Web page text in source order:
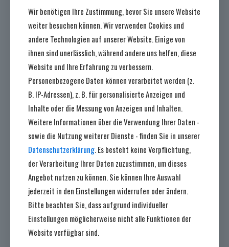
Letzte Beiträge
7. August 2026
Absage des Duffelnsabend
Mehr lesen
Wir benötigen Ihre Zustimmung, bevor Sie unsere Website
weiter besuchen können. Wir verwenden Cookies und
andere Technologien auf unserer Website. Einige von
ihnen sind unerlässlich, während andere uns helfen, diese
Website und Ihre Erfahrung zu verbessern.
Personenbezogene Daten können verarbeitet werden (z.
B. IP-Adressen), z. B. für personalisierte Anzeigen und
Inhalte oder die Messung von Anzeigen und Inhalten.
Weitere Informationen über die Verwendung Ihrer Daten -
sowie die Nutzung weiterer Dienste - finden Sie in unserer
Datenschutzerklärung. Es besteht keine Verpflichtung,
der Verarbeitung Ihrer Daten zuzustimmen, um dieses
Angebot nutzen zu können. Sie können Ihre Auswahl
jederzeit in den Einstellungen widerrufen oder ändern.
Bitte beachten Sie, dass aufgrund individueller
Einstellungen möglicherweise nicht alle Funktionen der
Website verfügbar sind.